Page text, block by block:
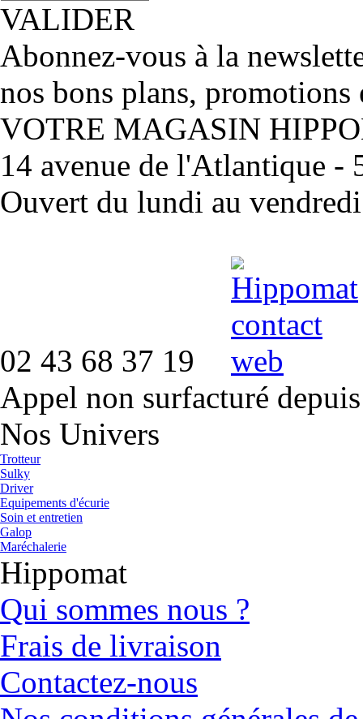
VALIDER
Abonnez-vous à la
nos bons plans, promotions
VOTRE MAGASIN
14 avenue de l'Atlantique -
Ouvert du lundi au
02 43 68 37 19
Appel non surfacturé
Nos Univers
Trotteur
Sulky
Driver
Equipements d'écurie
Soin et entretien
Galop
Maréchalerie
Hippomat
Qui sommes nous ?
Frais de livraison
Contactez-nous